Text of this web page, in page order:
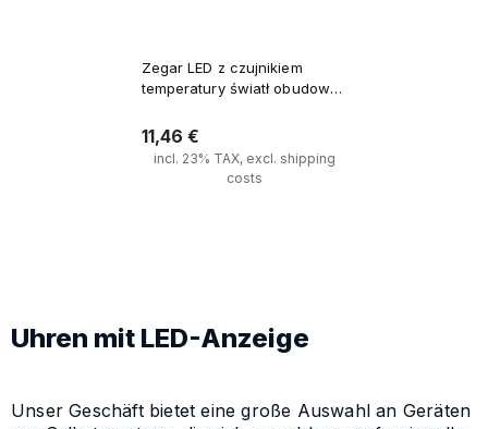
Zegar LED z czujnikiem
temperatury światł obudową
niebieski
11,46 €
incl. 23% TAX, excl. shipping
costs
Uhren mit LED-Anzeige
Unser Geschäft bietet eine große Auswahl an Geräten